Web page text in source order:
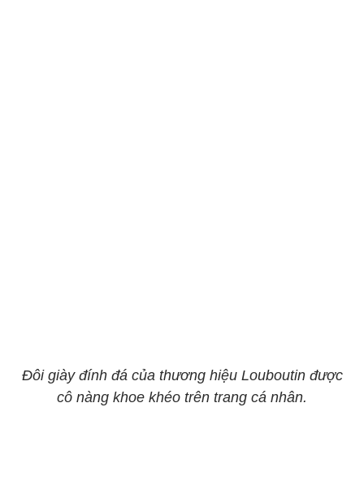
Đôi giày đính đá của thương hiệu Louboutin được
cô nàng khoe khéo trên trang cá nhân.